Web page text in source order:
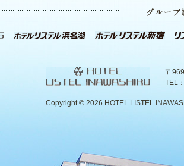
〒
TEL
Copyright © 2026 HOTEL LISTEL